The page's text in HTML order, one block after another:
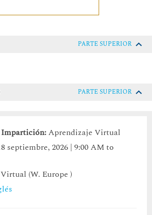
PARTE SUPERIOR
PARTE SUPERIOR
Aprendizaje Virtual
septiembre, 2026 | 9:00 AM to
(W. Europe )